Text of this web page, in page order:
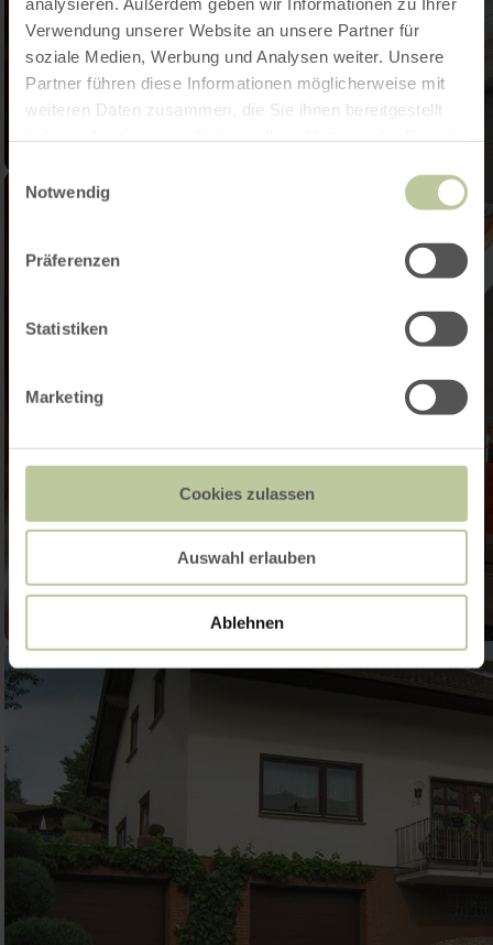
Verwendung unserer Website an unsere Partner für
soziale Medien, Werbung und Analysen weiter. Unsere
Partner führen diese Informationen möglicherweise mit
weiteren Daten zusammen, die Sie ihnen bereitgestellt
Einwilligungsauswahl
Notwendig
Präferenzen
Statistiken
Marketing
Cookies zulassen
Auswahl erlauben
Ablehnen